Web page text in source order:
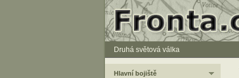
Druhá světová válka
Hlavní bojiště